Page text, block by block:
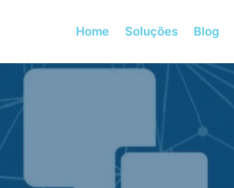
Home Soluções Blog